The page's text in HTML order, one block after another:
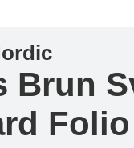
Brun
Folio